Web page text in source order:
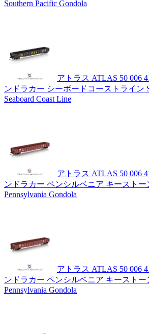
Southern Pacific Gondola
アトラス ATLAS 50 006
ンドラカー シーボードコーストライン
Seaboard Coast Line
アトラス ATLAS 50 006
ンドラカー ペンシルベニア キーストー
Pennsylvania Gondola
アトラス ATLAS 50 006
ンドラカー ペンシルベニア キーストー
Pennsylvania Gondola